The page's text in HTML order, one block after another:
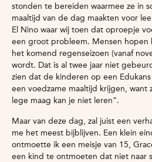
stonden te bereiden waarmee ze in
maaltijd van de dag maakten voor
El Nino waar wij toen dat oproepje
een groot probleem. Mensen hopen
het komend regenseizoen (vanaf
wordt. Dat is al twee jaar niet
zien dat de kinderen op een
een voedzame maaltijd krijgen, want
lege maag kan je niet leren”.
Maar van deze dag, zal juist een
me het meest bijblijven. Een klein
ontmoette ik een meisje van 15,
een kind te ontmoeten dat niet naar